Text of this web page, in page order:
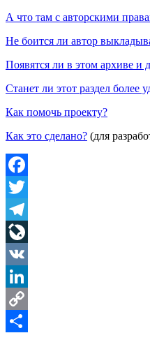
А что там с авторскими
Не боится ли автор
Появятся ли в этом архиве и
Станет ли этот раздел более
Как помочь проекту?
Как это сделано? (для
Facebook
Twitter
Telegram
LiveJournal
VK
LinkedIn
Copy